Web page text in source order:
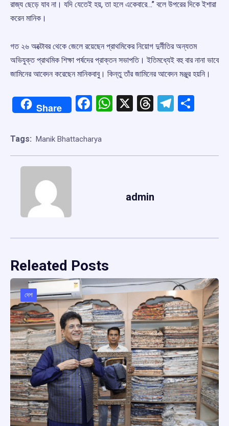
রাজ্য ছেড়ে যাব না। যদি যেতেই হয়, তা হলে একেবারে…’’ বলে উপরের দিকে ইশারা
করেন মানিক।
গত ২৬ অক্টোবর থেকে জেলে রয়েছেন প্রাথমিকের নিয়োগ দুর্নীতির অন্যতম
অভিযুক্ত প্রাথমিক শিক্ষা পর্ষদের প্রাক্তন সভাপতি। ইতিমধ্যেই বহু বার নানা ভাবে
জামিনের আবেদন করেছেন মানিকবাবু। কিন্তু তাঁর জামিনের আবেদন মঞ্জুর হয়নি।
Share Facebook
WhatsApp
X Threads
Tags: Manik Bhattacharya
admin
Releated Posts
দেশ